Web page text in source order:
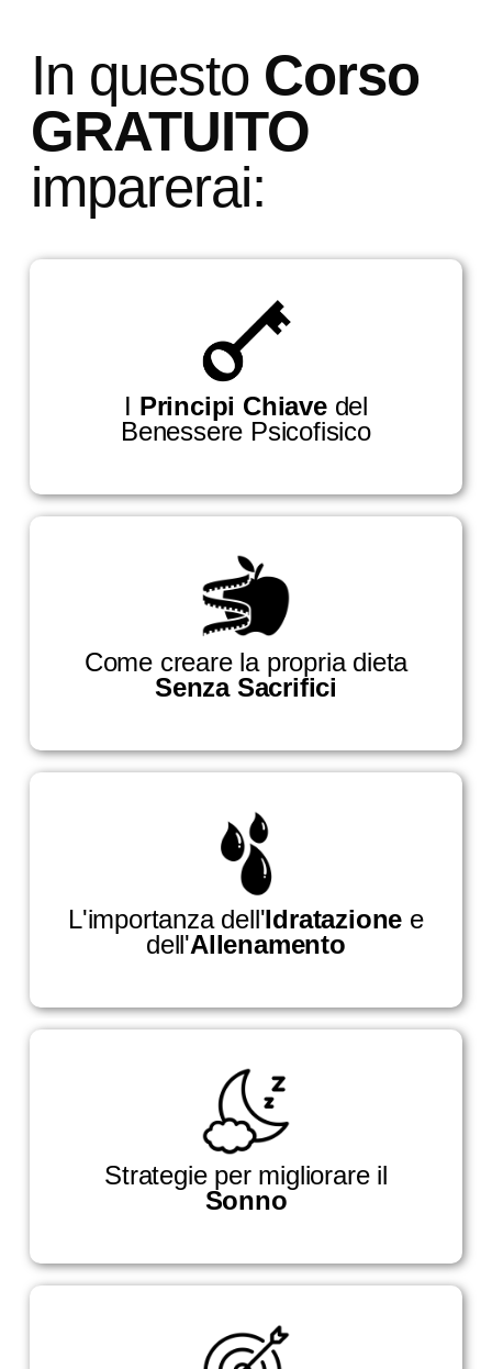
In questo Corso
GRATUITO
imparerai:
I Principi Chiavedel
Benessere Psicofisico
Come creare la propria dieta
Senza Sacrifici
L'importanza dell'Idratazione e
dell'Allenamento
Strategie per migliorare il
Sonno